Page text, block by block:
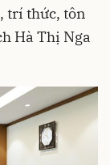
trí thức, tôn
Hà Thị Nga